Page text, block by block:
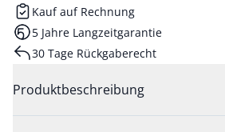
Kauf auf Rechnung
5 Jahre Langzeitgarantie
30 Tage Rückgaberecht
Produktbeschreibung